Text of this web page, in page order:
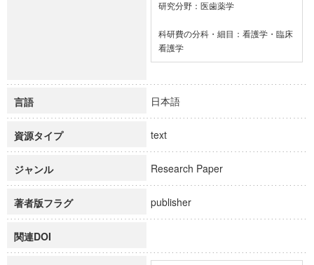
研究分野：医歯薬学
科研費の分科・細目：看護学・臨床
看護学
言語 日本語
資源タイプ text
ジャンル Research Paper
著者版フラグ publisher
関連DOI